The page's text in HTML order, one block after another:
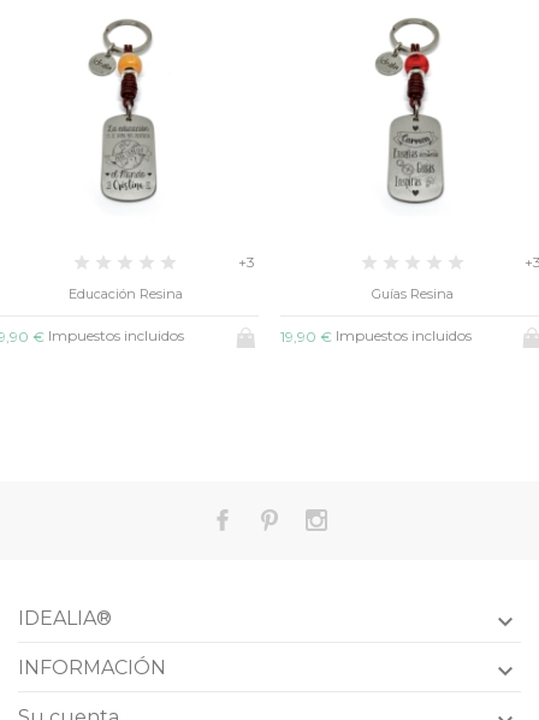
Educación Resina
Impuestos incluidos
Guías Resina
19,90 €Impuestos incluidos
IDEALIA® 
INFORMACIÓN 